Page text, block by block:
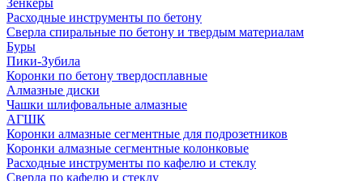
Зенкеры
Расходные инструменты по бетону
Сверла спиральные по бетону и твердым материалам
Буры
Пики-Зубила
Коронки по бетону твердосплавные
Алмазные диски
Чашки шлифовальные алмазные
АГШК
Коронки алмазные сегментные для подрозетников
Коронки алмазные сегментные колонковые
Расходные инструменты по кафелю и стеклу
Сверла по кафелю и стеклу